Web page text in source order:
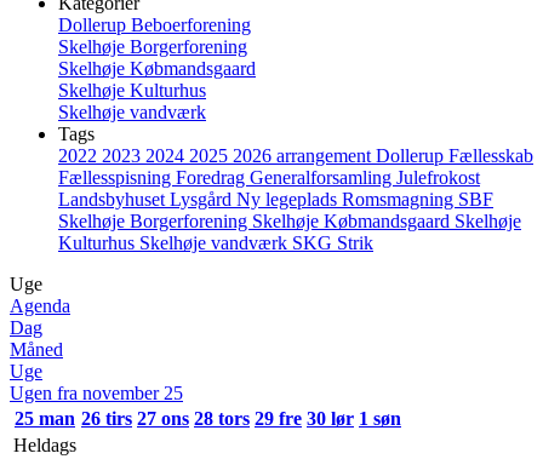
Dollerup Beboerforening
Skelhøje Borgerforening
Skelhøje Købmandsgaard
Skelhøje Kulturhus
Skelhøje vandværk
Tags
2022 2023 2024 2025 2026 arrangement Dollerup Fællesskab
Fællesspisning Foredrag Generalforsamling Julefrokost
Landsbyhuset Lysgård Ny legeplads Romsmagning SBF
Skelhøje Borgerforening Skelhøje Købmandsgaard Skelhøje
Kulturhus Skelhøje vandværk SKG Strik
Uge
Agenda
Dag
Måned
Uge
Ugen fra november 25
25 man 26 tirs 27 ons 28 tors 29 fre 30 lør 1 søn
Heldags